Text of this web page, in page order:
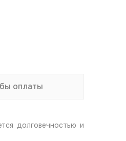
оплаты
долговечностью и